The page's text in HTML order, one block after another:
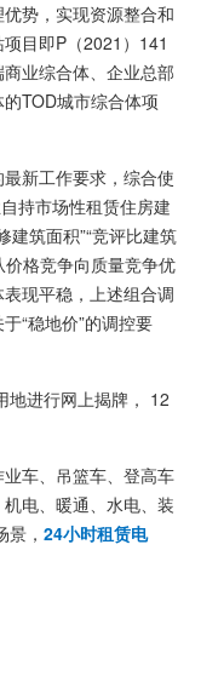
势，实现资源整合和
目即P（2021）141
业综合体、企业总部
TOD城市综合体项
新工作要求，综合使
持市场性租赁住房建
建筑面积”“竞评比建筑
价格竞争向质量竞争优
现平稳，上述组合调
“稳地价”的调控要
地进行网上揭牌， 12
车、吊篮车、登高车
电、暖通、水电、装
， 24小时租赁电